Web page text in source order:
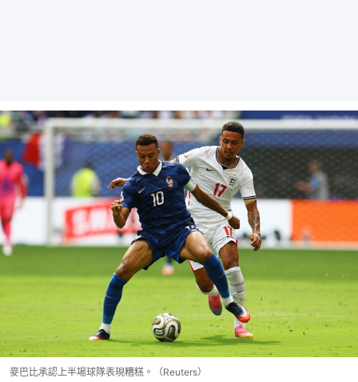
麥巴比承認上半場球隊表現糟糕。（Reuters）